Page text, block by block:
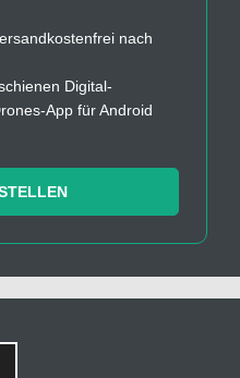
nach
Digital-
App für Android